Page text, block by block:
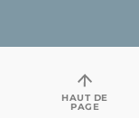
HAUT DE
PAGE